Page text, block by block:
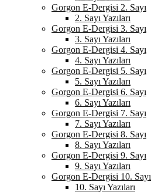
Gorgon E-Dergisi 2. Sayı
2. Sayı Yazıları
Gorgon E-Dergisi 3. Sayı
3. Sayı Yazıları
Gorgon E-Dergisi 4. Sayı
4. Sayı Yazıları
Gorgon E-Dergisi 5. Sayı
5. Sayı Yazıları
Gorgon E-Dergisi 6. Sayı
6. Sayı Yazıları
Gorgon E-Dergisi 7. Sayı
7. Sayı Yazıları
Gorgon E-Dergisi 8. Sayı
8. Sayı Yazıları
Gorgon E-Dergisi 9. Sayı
9. Sayı Yazıları
Gorgon E-Dergisi 10. Sayı
10. Sayı Yazıları